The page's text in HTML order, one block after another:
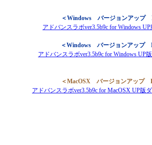
＜Windows バージョンアッ
アドバンスラボver3.5b9c for Windows
＜Windows バージョンアッ
アドバンスラボver3.5b9c for Windows UP
＜MacOSX バージョンアッ
アドバンスラボver3.5b9c for MacOSX UP版